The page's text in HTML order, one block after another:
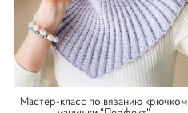
Мастер-класс по вязанию крючком